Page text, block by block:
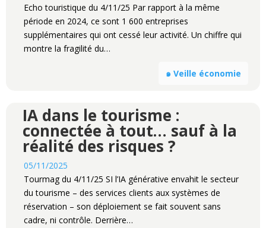
Echo touristique du 4/11/25 Par rapport à la même
période en 2024, ce sont 1 600 entreprises
supplémentaires qui ont cessé leur activité. Un chiffre qui
montre la fragilité du…
๑ Veille économie
IA dans le tourisme :
connectée à tout… sauf à la
réalité des risques ?
05/11/2025
Tourmag du 4/11/25 SI l’IA générative envahit le secteur
du tourisme – des services clients aux systèmes de
réservation – son déploiement se fait souvent sans
cadre, ni contrôle. Derrière…